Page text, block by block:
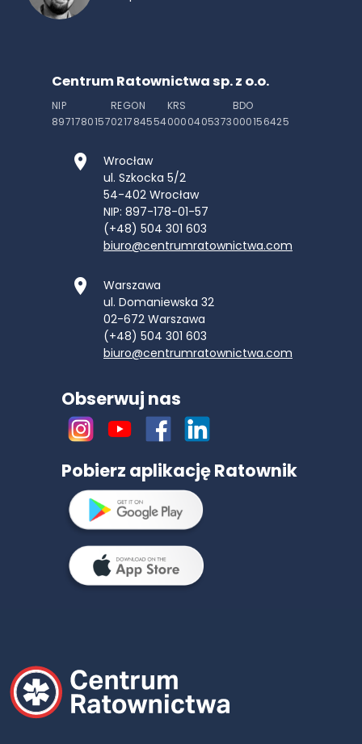
Centrum Ratownictwa sp. z o.o.
NIP
8971780157
REGON
021784554
KRS
0000405373
BDO
000156425
Wrocław
ul. Szkocka 5/2
54-402 Wrocław
NIP: 897-178-01-57
(+48) 504 301 603
biuro@centrumratownictwa.com
Warszawa
ul. Domaniewska 32
02-672 Warszawa
(+48) 504 301 603
biuro@centrumratownictwa.com
Obserwuj nas
Pobierz aplikację Ratownik